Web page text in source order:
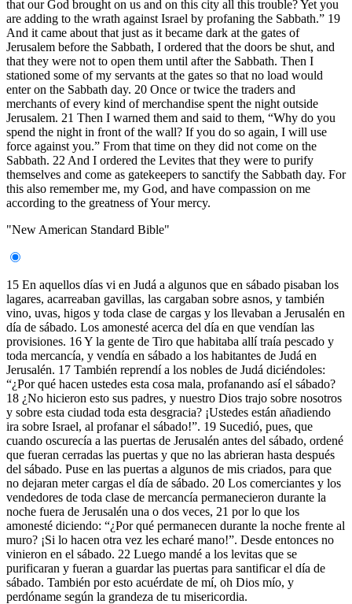
that our God brought on us and on this city all this trouble? Yet you
are adding to the wrath against Israel by profaning the Sabbath.” 19
And it came about that just as it became dark at the gates of
Jerusalem before the Sabbath, I ordered that the doors be shut, and
that they were not to open them until after the Sabbath. Then I
stationed some of my servants at the gates so that no load would
enter on the Sabbath day. 20 Once or twice the traders and
merchants of every kind of merchandise spent the night outside
Jerusalem. 21 Then I warned them and said to them, “Why do you
spend the night in front of the wall? If you do so again, I will use
force against you.” From that time on they did not come on the
Sabbath. 22 And I ordered the Levites that they were to purify
themselves and come as gatekeepers to sanctify the Sabbath day. For
this also remember me, my God, and have compassion on me
according to the greatness of Your mercy.
"New American Standard Bible"
15 En aquellos días vi en Judá a algunos que en sábado pisaban los
lagares, acarreaban gavillas, las cargaban sobre asnos, y también
vino, uvas, higos y toda clase de cargas y los llevaban a Jerusalén en
día de sábado. Los amonesté acerca del día en que vendían las
provisiones. 16 Y la gente de Tiro que habitaba allí traía pescado y
toda mercancía, y vendía en sábado a los habitantes de Judá en
Jerusalén. 17 También reprendí a los nobles de Judá diciéndoles:
“¿Por qué hacen ustedes esta cosa mala, profanando así el sábado?
18 ¿No hicieron esto sus padres, y nuestro Dios trajo sobre nosotros
y sobre esta ciudad toda esta desgracia? ¡Ustedes están añadiendo
ira sobre Israel, al profanar el sábado!”. 19 Sucedió, pues, que
cuando oscurecía a las puertas de Jerusalén antes del sábado, ordené
que fueran cerradas las puertas y que no las abrieran hasta después
del sábado. Puse en las puertas a algunos de mis criados, para que
no dejaran meter cargas el día de sábado. 20 Los comerciantes y los
vendedores de toda clase de mercancía permanecieron durante la
noche fuera de Jerusalén una o dos veces, 21 por lo que los
amonesté diciendo: “¿Por qué permanecen durante la noche frente al
muro? ¡Si lo hacen otra vez les echaré mano!”. Desde entonces no
vinieron en el sábado. 22 Luego mandé a los levitas que se
purificaran y fueran a guardar las puertas para santificar el día de
sábado. También por esto acuérdate de mí, oh Dios mío, y
perdóname según la grandeza de tu misericordia.